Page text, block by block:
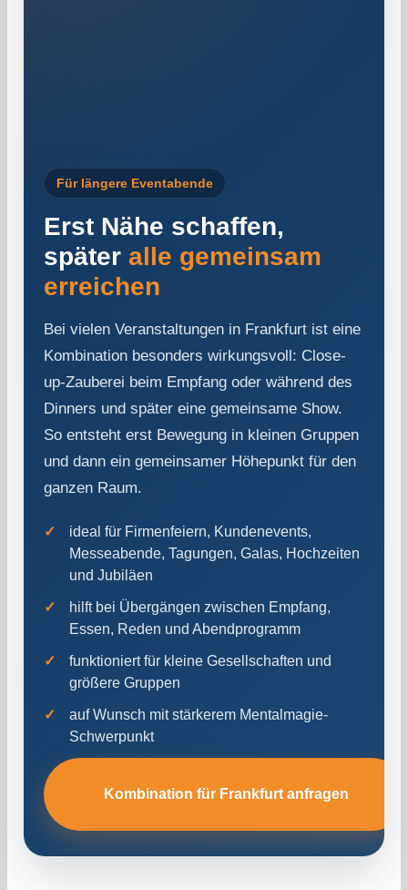
Für längere Eventabende
Erst Nähe schaffen,
später alle gemeinsam
erreichen
Bei vielen Veranstaltungen in Frankfurt ist eine
Kombination besonders wirkungsvoll: Close-
up-Zauberei beim Empfang oder während des
Dinners und später eine gemeinsame Show.
So entsteht erst Bewegung in kleinen Gruppen
und dann ein gemeinsamer Höhepunkt für den
ganzen Raum.
ideal für Firmenfeiern, Kundenevents,
Messeabende, Tagungen, Galas, Hochzeiten
und Jubiläen
hilft bei Übergängen zwischen Empfang,
Essen, Reden und Abendprogramm
funktioniert für kleine Gesellschaften und
größere Gruppen
auf Wunsch mit stärkerem Mentalmagie-
Schwerpunkt
Kombination für Frankfurt anfragen